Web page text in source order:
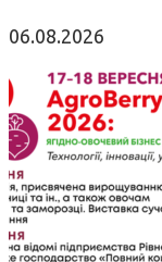
06.08.2026